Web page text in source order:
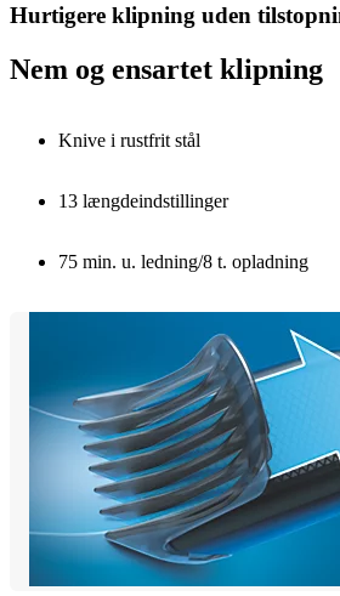
Hurtigere klipning uden
Nem og ensartet klipning
Knive i rustfrit stål
13 længdeindstillinger
75 min. u. ledning/8 t. opladning